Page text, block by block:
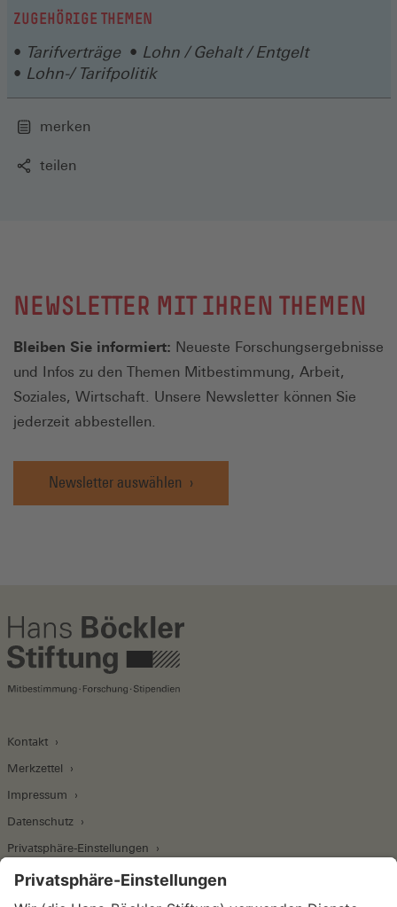
ZUGEHÖRIGE THEMEN
Tarifverträge
Lohn / Gehalt / Entgelt
Lohn-/ Tarifpolitik
merken
teilen
NEWSLETTER MIT IHREN THEMEN
Bleiben Sie informiert: Neueste Forschungsergebnisse
und Infos zu den Themen Mitbestimmung, Arbeit,
Soziales, Wirtschaft. Unsere Newsletter können Sie
jederzeit abbestellen.
Newsletter auswählen
Kontakt
Merkzettel
Impressum
Datenschutz
Privatsphäre-Einstellungen